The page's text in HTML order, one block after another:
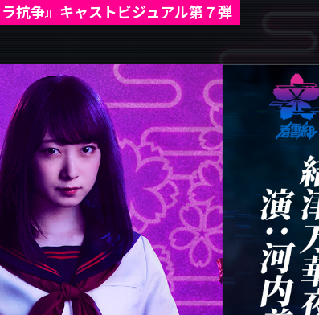
抗争』キャストビジュアル第７弾